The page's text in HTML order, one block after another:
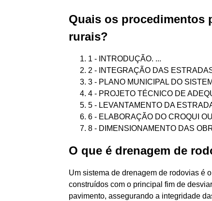
Quais os procedimentos
rurais?
1 - INTRODUÇÃO. ...
2 - INTEGRAÇÃO DAS
3 - PLANO MUNICIPAL DO
4 - PROJETO TÉCNICO DE
5 - LEVANTAMENTO DA
6 - ELABORAÇÃO DO CROQUI
8 - DIMENSIONAMENTO DAS
O que é drenagem de
Um sistema de drenagem de rodovias é
construídos com o principal fim de
pavimento, assegurando a integridade